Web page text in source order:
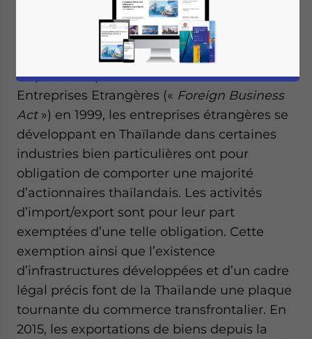
Alan Hervé
Depuis l’adoption de la Loi sur les
Entreprises Etrangères (« Foreign Business
Act ») en 1999, les entreprises étrangères se
développant en Thaïlande dans certaines
industries bien particulières ont pour
obligation de comporter une majorité
d’actionnaires thaïlandais. Les activités
d’import/export sont pour leur part
exemptées d’une telle obligation. Cette
exemption ainsi que l’existence
d’infrastructures développées et d’un cadre
légal précis font de la Thaïlande une plaque
tournante du commerce transfrontalier. En
2015, les exportations de biens depuis la
Yes, I have read thePrivacy PolicyStatement for this
website. Please send me business news and updates
for Asia!